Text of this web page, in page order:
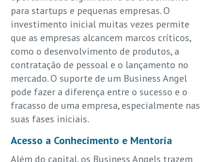
para startups e pequenas empresas. O
investimento inicial muitas vezes permite
que as empresas alcancem marcos críticos,
como o desenvolvimento de produtos, a
contratação de pessoal e o lançamento no
mercado. O suporte de um Business Angel
pode fazer a diferença entre o sucesso e o
fracasso de uma empresa, especialmente nas
suas fases iniciais.
Acesso a Conhecimento e Mentoria
Além do capital, os Business Angels trazem